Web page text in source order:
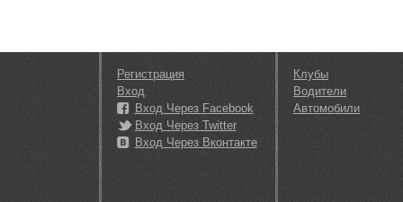
Регистрация
Вход
Вход Через Facebook
Вход Через Twitter
Вход Через Вконтакте
Клубы
Водители
Автомобили